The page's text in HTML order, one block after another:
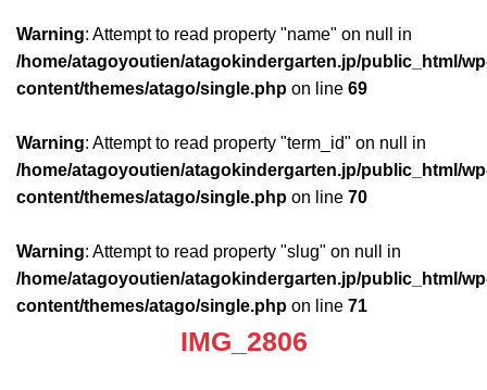
Warning: Attempt to read property "name" on null in
/home/atagoyoutien/atagokindergarten.jp/public_html/
content/themes/atago/single.php on line 69
Warning: Attempt to read property "term_id" on null in
/home/atagoyoutien/atagokindergarten.jp/public_html/
content/themes/atago/single.php on line 70
Warning: Attempt to read property "slug" on null in
/home/atagoyoutien/atagokindergarten.jp/public_html/
content/themes/atago/single.php on line 71
IMG_2806